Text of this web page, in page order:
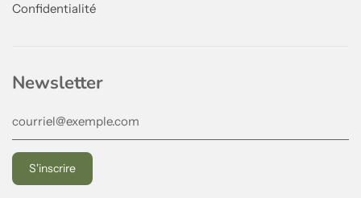
Confidentialité
Newsletter